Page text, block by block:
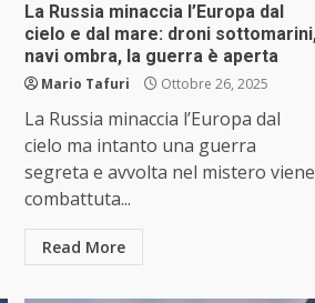
La Russia minaccia l’Europa dal
cielo e dal mare: droni
navi ombra, la guerra è aperta
Mario Tafuri Ottobre 26, 2025
La Russia minaccia l’Europa dal
cielo ma intanto una guerra
segreta e avvolta nel mistero viene
combattuta...
Read More